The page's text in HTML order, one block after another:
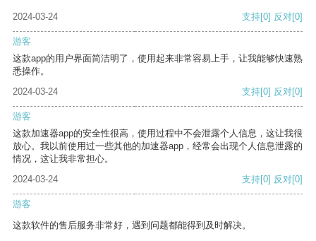
2024-03-24 支持[0] 反对[0]
游客
这款app的用户界面简洁明了，使用起来非常容易上手，让我能够快速熟
悉操作。
2024-03-24
支持[0] 反对[0]
游客
这款加速器app的安全性很高，使用过程中不会泄露个人信息，这让我很
放心。我以前使用过一些其他的加速器app，经常会出现个人信息泄露的
情况，这让我非常担心。
2024-03-24
支持[0] 反对[0]
游客
这款软件的售后服务非常好，遇到问题都能得到及时解决。